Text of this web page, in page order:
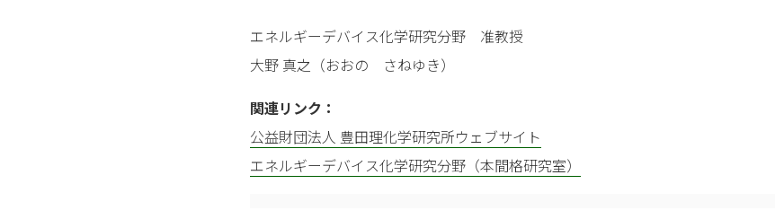
エネルギーデバイス化学研究分野 准教授
大野 真之（おおの さねゆき）
関連リンク：
公益財団法人 豊田理化学研究所ウェブサイト
エネルギーデバイス化学研究分野（本間格研究室）